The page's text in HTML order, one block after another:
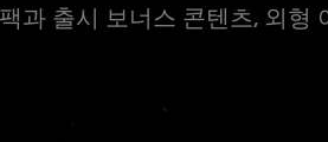
과 출시 보너스 콘텐츠, 외형